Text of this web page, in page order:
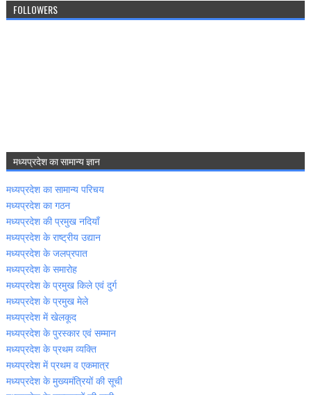
FOLLOWERS
मध्‍यप्रदेश का सामान्‍य ज्ञान
मध्‍यप्रदेश का सामान्‍य परिचय
मध्‍यप्रदेश का गठन
मध्‍यप्रदेश की प्रमुख नदियॉं
मध्‍यप्रदेश के राष्‍ट्रीय उद्यान
मध्‍यप्रदेश के जलप्रपात
मध्‍यप्रदेश के समारोह
मध्‍यप्रदेश के प्रमुख किले एवं दुर्ग
मध्‍यप्रदेश के प्रमुख मेले
मध्‍यप्रदेश में खेलकूद
मध्‍यप्रदेश के पुरस्‍कार एवं सम्‍मान
मध्‍यप्रदेश के प्रथम व्‍यक्ति
मध्‍यप्रदेश में प्रथम व एकमात्र
मध्‍यप्रदेश के मुख्‍यमंत्रियों की सूची